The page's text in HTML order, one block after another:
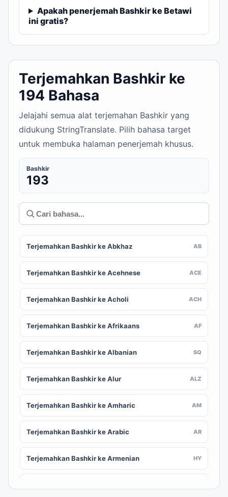
Apakah penerjemah Bashkir ke Betawi
ini gratis?
Terjemahkan Bashkir ke
194 Bahasa
Jelajahi semua alat terjemahan Bashkir yang
didukung StringTranslate. Pilih bahasa target
untuk membuka halaman penerjemah khusus.
Bashkir
193
Terjemahkan Bashkir ke Abkhaz AB
Terjemahkan Bashkir ke Acehnese ACE
Terjemahkan Bashkir ke Acholi ACH
Terjemahkan Bashkir ke Afrikaans AF
Terjemahkan Bashkir ke Albanian SQ
Terjemahkan Bashkir ke Alur ALZ
Terjemahkan Bashkir ke Amharic AM
Terjemahkan Bashkir ke Arabic AR
Terjemahkan Bashkir ke Armenian HY